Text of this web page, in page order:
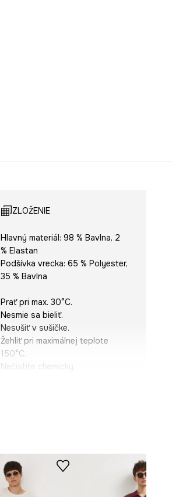
ZLOŽENIE
Hlavný materiál: 98 % Bavlna, 2
% Elastan
Podšívka vrecka: 65 % Polyester,
35 % Bavlna
Prať pri max. 30°C.
Nesmie sa bieliť.
Nesušiť v sušičke.
Žehliť pri maximálnej teplote
150°C.
Nečistite chemicky.
Pozrite si rozmery produktu